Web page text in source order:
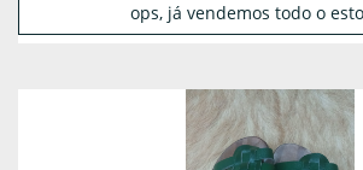
ops, já vendemos todo o